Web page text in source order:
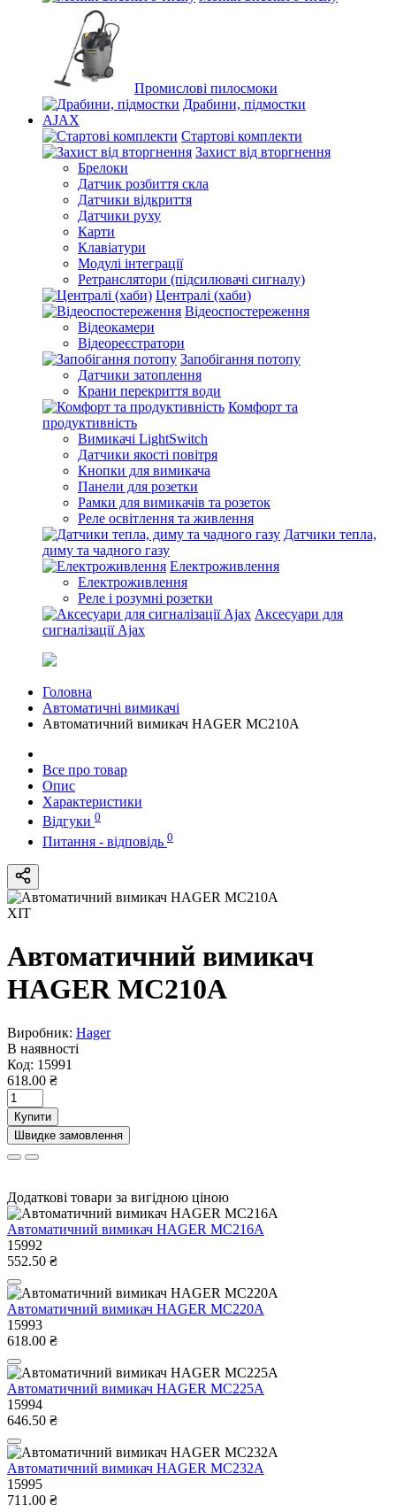
Промислові пилосмоки
Драбини, підмостки
AJAX
Стартові комплекти
Захист від вторгнення
Брелоки
Датчик розбиття скла
Датчики відкриття
Датчики руху
Карти
Клавіатури
Модулі інтеграції
Ретранслятори (підсилювачі сигналу)
Централі (хаби)
Відеоспостереження
Відеокамери
Відеореєстратори
Запобігання потопу
Датчики затоплення
Крани перекриття води
Комфорт та
продуктивність
Вимикачі LightSwitch
Датчики якості повітря
Кнопки для вимикача
Панели для розетки
Рамки для вимикачів та розеток
Реле освітлення та живлення
Датчики тепла,
диму та чадного газу
Електроживлення
Електроживлення
Реле і розумні розетки
Аксесуари для
сигналізації Ajax
Головна
Автоматичні вимикачі
Автоматичний вимикач HAGER MC210A
Все про товар
Опис
Характеристики
Відгуки 0
Питання - відповідь 0
ХІТ
Автоматичний вимикач
HAGER MC210A
Виробник: Hager
В наявності
Код: 15991
618.00 ₴
Купити
Швидке замовлення
Додаткові товари за вигідною ціною
Автоматичний вимикач HAGER MC216A
15992
552.50 ₴
Автоматичний вимикач HAGER MC220A
15993
618.00 ₴
Автоматичний вимикач HAGER MC225A
15994
646.50 ₴
Автоматичний вимикач HAGER MC232A
15995
711.00 ₴